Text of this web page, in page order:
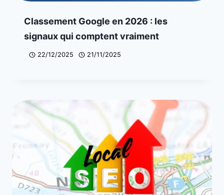
Classement Google en 2026 : les
signaux qui comptent vraiment
22/12/2025 21/11/2025